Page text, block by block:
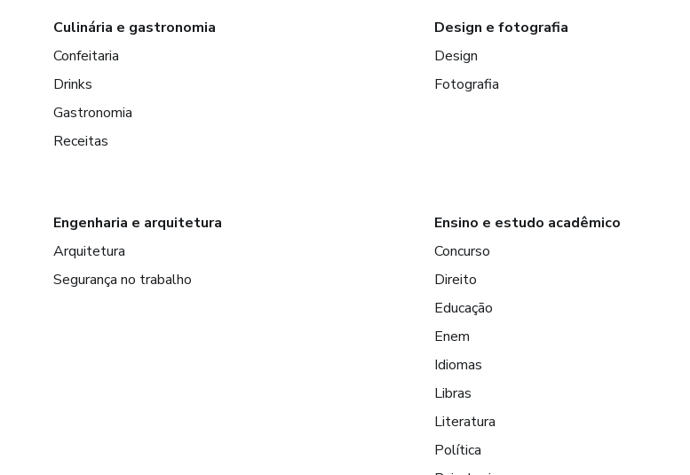
Culinária e gastronomia
Confeitaria
Drinks
Gastronomia
Receitas
Design e fotografia
Design
Fotografia
Engenharia e arquitetura
Arquitetura
Segurança no trabalho
Ensino e estudo acadêmico
Concurso
Direito
Educação
Enem
Idiomas
Libras
Literatura
Política